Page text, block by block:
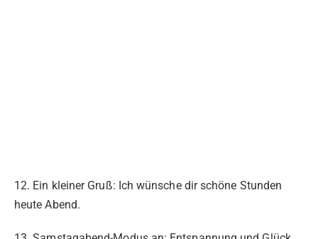
12. Ein kleiner Gruß: Ich wünsche dir schöne Stunden
heute Abend.